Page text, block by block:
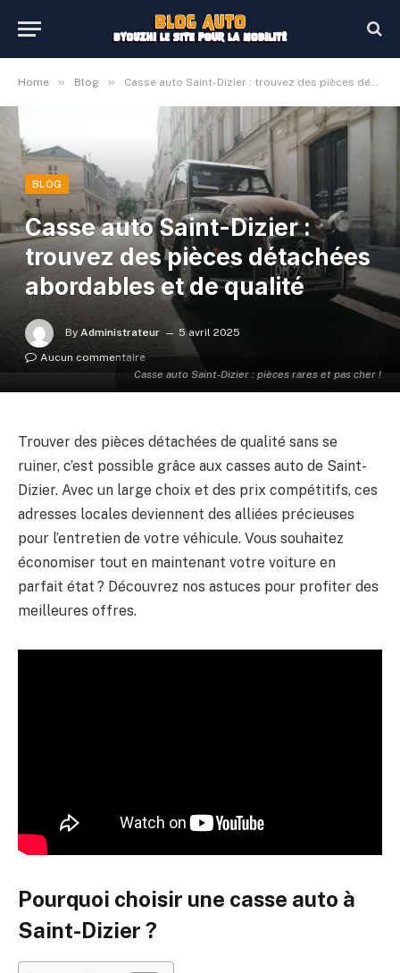
Home » Blog » Casse auto Saint-Dizier : trouvez des pièces détachées abordables et de qualité
Casse auto Saint-Dizier : pièces rares et pas cher !
BLOG
Casse auto Saint-Dizier :
trouvez des pièces détachées
abordables et de qualité
By Administrateur
5 avril 2025
Aucun commentaire
Trouver des pièces détachées de qualité sans se
ruiner, c’est possible grâce aux casses auto de Saint-
Dizier. Avec un large choix et des prix compétitifs, ces
adresses locales deviennent des alliées précieuses
pour l’entretien de votre véhicule. Vous souhaitez
économiser tout en maintenant votre voiture en
parfait état ? Découvrez nos astuces pour profiter des
meilleures offres.
Pourquoi choisir une casse auto à
Saint-Dizier ?